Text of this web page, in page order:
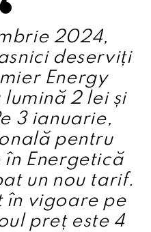
2024,
deserviți
Energy
2 lei și
3 ianuarie,
pentru
în Energetică
un nou tarif.
în vigoare pe
preț este 4